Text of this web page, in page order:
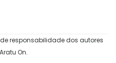
responsabilidade dos autores
On.